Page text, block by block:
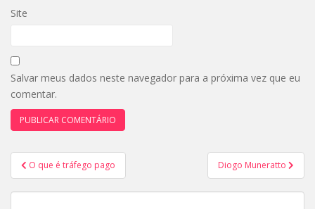
Site
Salvar meus dados neste navegador para a próxima vez que eu
comentar.
Navegação
de
Post
O que é tráfego pago Diogo Muneratto